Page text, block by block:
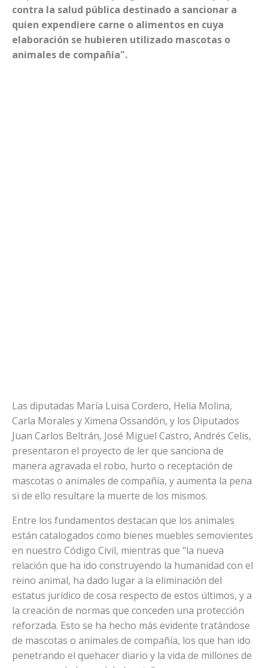
contra la salud pública destinado a sancionar a
quien expendiere carne o alimentos en cuya
elaboración se hubieren utilizado mascotas o
animales de compañía".
Las diputadas María Luisa Cordero, Helia Molina,
Carla Morales y Ximena Ossandón, y los Diputados
Juan Carlos Beltrán, José Miguel Castro, Andrés Celis,
presentaron el proyecto de ler que sanciona de
manera agravada el robo, hurto o receptación de
mascotas o animales de compañía, y aumenta la pena
si de ello resultare la muerte de los mismos.
Entre los fundamentos destacan que los animales
están catalogados como bienes muebles semovientes
en nuestro Código Civil, mientras que "la nueva
relación que ha ido construyendo la humanidad con el
reino animal, ha dado lugar a la eliminación del
estatus jurídico de cosa respecto de estos últimos, y a
la creación de normas que conceden una protección
reforzada. Esto se ha hecho más evidente tratándose
de mascotas o animales de compañía, los que han ido
penetrando el quehacer diario y la vida de millones de